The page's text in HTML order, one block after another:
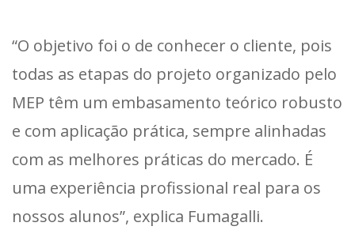
“O objetivo foi o de conhecer o cliente, pois
todas as etapas do projeto organizado pelo
MEP têm um embasamento teórico robusto
e com aplicação prática, sempre alinhadas
com as melhores práticas do mercado. É
uma experiência profissional real para os
nossos alunos”, explica Fumagalli.